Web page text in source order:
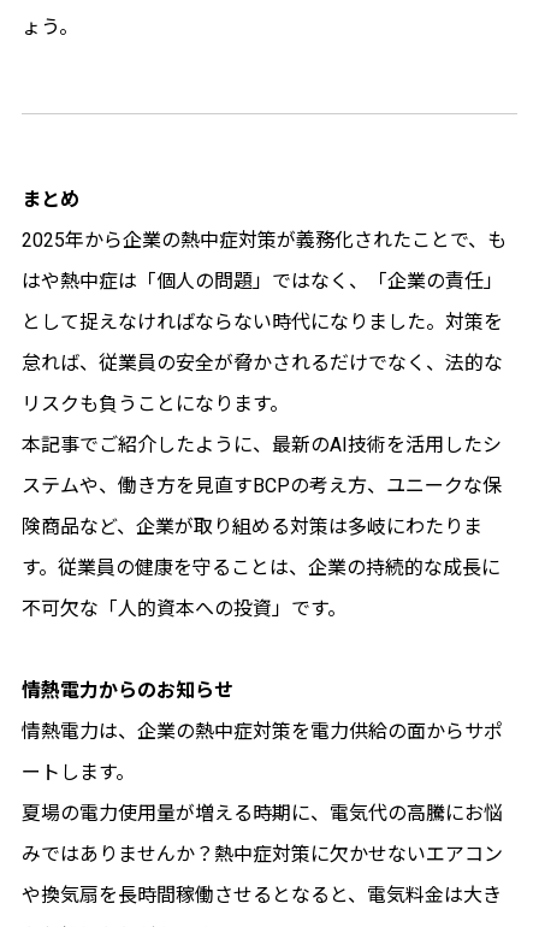
ょう。
まとめ
2025年から企業の熱中症対策が義務化されたことで、も
はや熱中症は「個人の問題」ではなく、「企業の責任」
として捉えなければならない時代になりました。対策を
怠れば、従業員の安全が脅かされるだけでなく、法的な
リスクも負うことになります。
本記事でご紹介したように、最新のAI技術を活用したシ
ステムや、働き方を見直すBCPの考え方、ユニークな保
険商品など、企業が取り組める対策は多岐にわたりま
す。従業員の健康を守ることは、企業の持続的な成長に
不可欠な「人的資本への投資」です。
情熱電力からのお知らせ
情熱電力は、企業の熱中症対策を電力供給の面からサポ
ートします。
夏場の電力使用量が増える時期に、電気代の高騰にお悩
みではありませんか？熱中症対策に欠かせないエアコン
や換気扇を長時間稼働させるとなると、電気料金は大き